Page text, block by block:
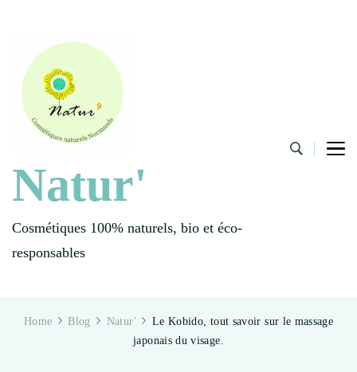
Natur'
Cosmétiques 100% naturels, bio et éco-
responsables
Home Blog Natur'
Le Kobido, tout savoir sur le massage
japonais du visage.